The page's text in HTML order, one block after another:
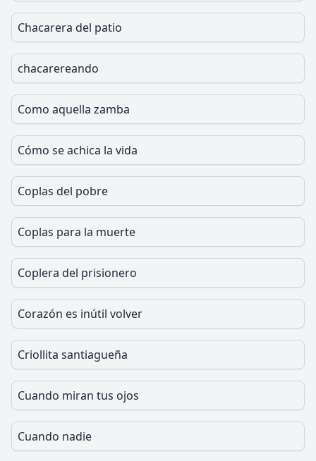
Chacarera del patio
chacarereando
Como aquella zamba
Cómo se achica la vida
Coplas del pobre
Coplas para la muerte
Coplera del prisionero
Corazón es inútil volver
Criollita santiagueña
Cuando miran tus ojos
Cuando nadie